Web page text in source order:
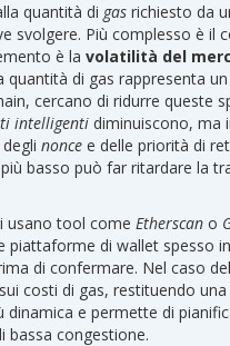
quantità di gas richiesto da
svolgere. Più complesso è il
è la volatilità del
di gas rappresenta
cercano di ridurre queste
intelligenti diminuiscono, ma
nonce e delle priorità di
basso può far ritardare la
usano tool come Etherscan o
piattaforme di wallet spesso
di confermare. Nel caso
sui costi di gas, restituendo
dinamica e permette di
bassa congestione.